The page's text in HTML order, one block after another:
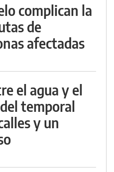
complican la
de
afectadas
el agua y el
temporal
y un